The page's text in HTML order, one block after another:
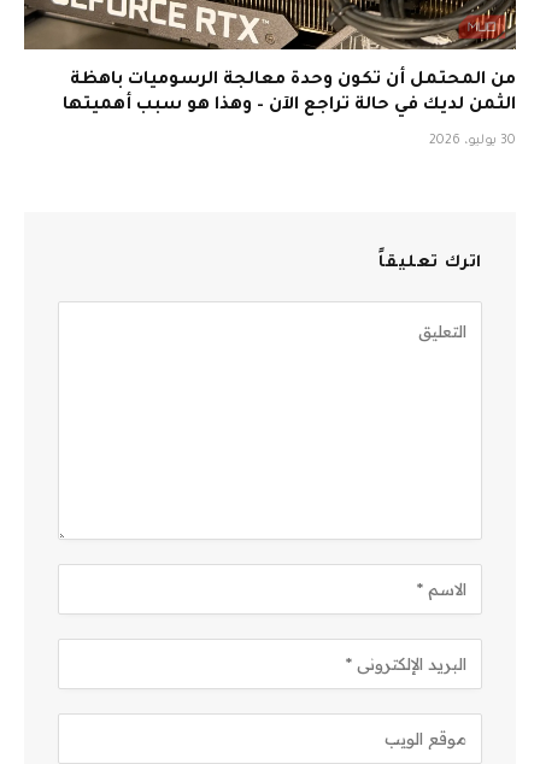
من المحتمل أن تكون وحدة معالجة الرسوميات باهظة
الثمن لديك في حالة تراجع الآن – وهذا هو سبب أهميتها
30 يوليو، 2026
اترك تعليقاً